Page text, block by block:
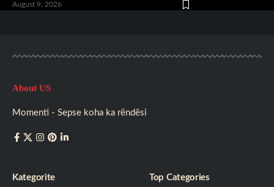
August 9, 2026
About US
Momenti - Sepse koha ka rëndësi
Kategorite Top Categories